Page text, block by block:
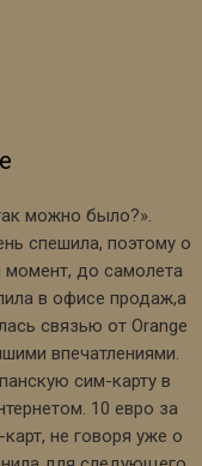
можно было?».
спешила, поэтому о
момент, до самолета
в офисе продаж,а
связью от Orange
впечатлениями.
сим-карту в
10 евро за
не говоря уже о